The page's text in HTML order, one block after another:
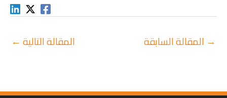
→ المقالة السابقة المقالة التالية←